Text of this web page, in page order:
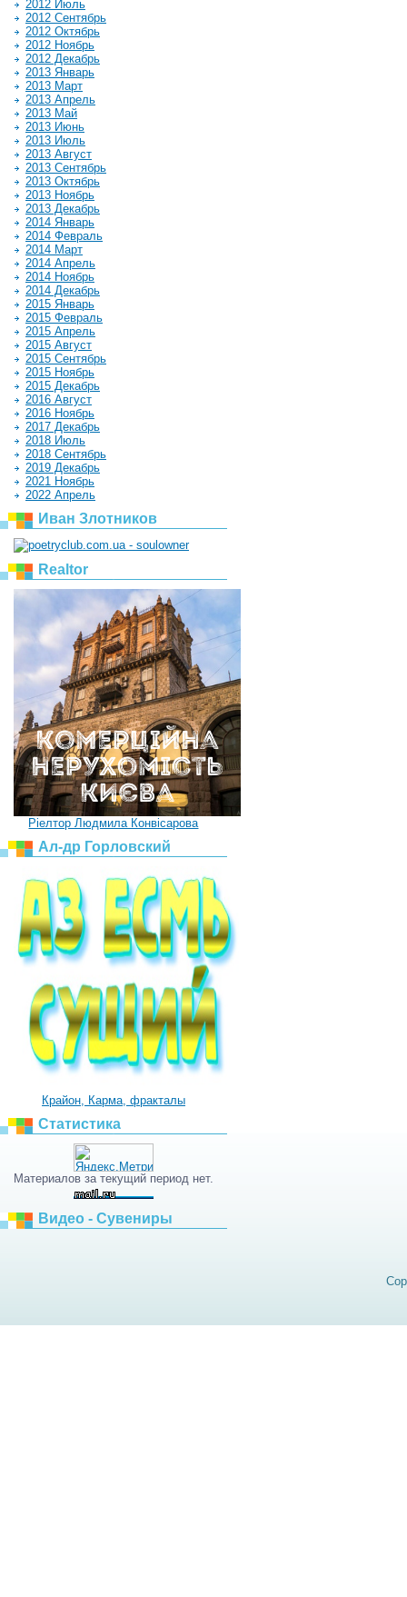
2012 Июль
2012 Сентябрь
2012 Октябрь
2012 Ноябрь
2012 Декабрь
2013 Январь
2013 Март
2013 Апрель
2013 Май
2013 Июнь
2013 Июль
2013 Август
2013 Сентябрь
2013 Октябрь
2013 Ноябрь
2013 Декабрь
2014 Январь
2014 Февраль
2014 Март
2014 Апрель
2014 Ноябрь
2014 Декабрь
2015 Январь
2015 Февраль
2015 Апрель
2015 Август
2015 Сентябрь
2015 Ноябрь
2015 Декабрь
2016 Август
2016 Ноябрь
2017 Декабрь
2018 Июль
2018 Сентябрь
2019 Декабрь
2021 Ноябрь
2022 Апрель
Иван Злотников
Realtor
Ріелтор Людмила Конвісарова
Ал-др Горловский
Крайон, Карма, фракталы
Статистика
Материалов за текущий период нет.
Видео - Сувениры